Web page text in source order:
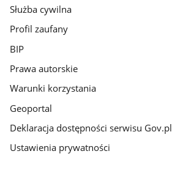
Służba cywilna
Profil zaufany
BIP
Prawa autorskie
Warunki korzystania
Geoportal
Deklaracja dostępności serwisu Gov.pl
Ustawienia prywatności